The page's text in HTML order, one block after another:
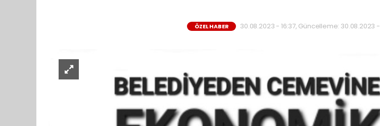
ÖZEL HABER 30.08.2023 - 16:37, Güncelleme: 30.08.2023 -